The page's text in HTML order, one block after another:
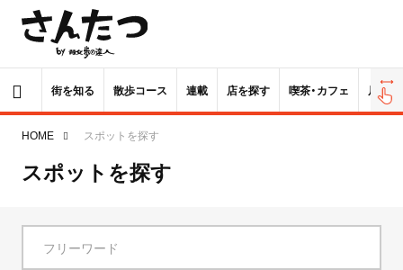
街を知る 散歩コース 連載 店を探す 喫茶・カフェ 居酒屋
HOME スポットを探す
スポットを探す